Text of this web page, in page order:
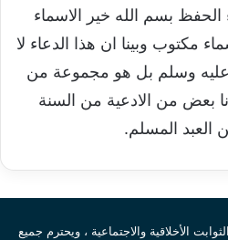
الحفظ بسم الله خير الاسماء
مكتوب وبينا ان هذا الدعاء لا
وسلم بل هو مجموعة من
بعض من الادعية من السنة
العبد المسلم.
الأخلاقية والاجتماعية ، ويحترم جميع